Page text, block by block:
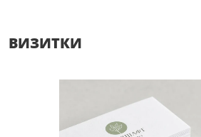
ВИЗИТКИ